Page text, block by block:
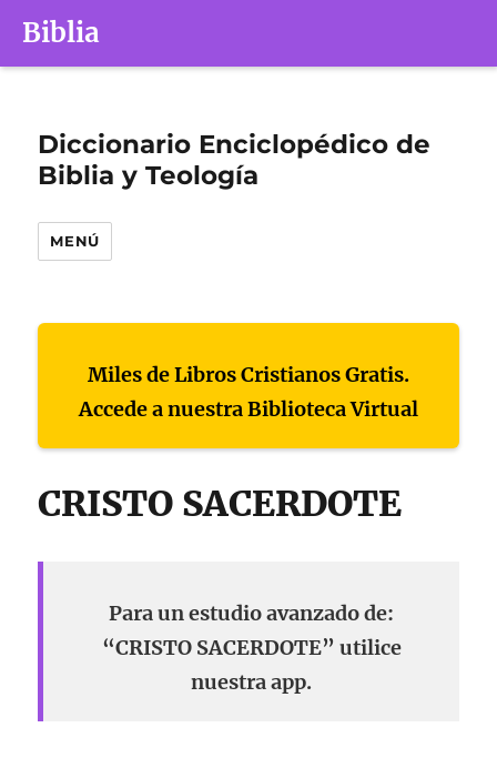
Biblia
Diccionario Enciclopédico de
Biblia y Teología
MENÚ
Miles de Libros Cristianos Gratis.
Accede a nuestra Biblioteca Virtual
CRISTO SACERDOTE
Para un estudio avanzado de:
“CRISTO SACERDOTE” utilice
nuestra app.